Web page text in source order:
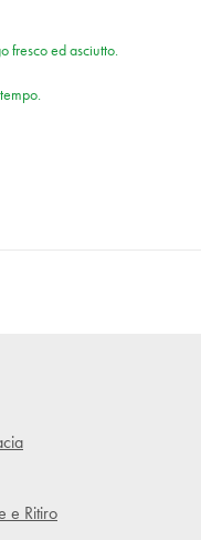
fresco ed asciutto.
e Ritiro